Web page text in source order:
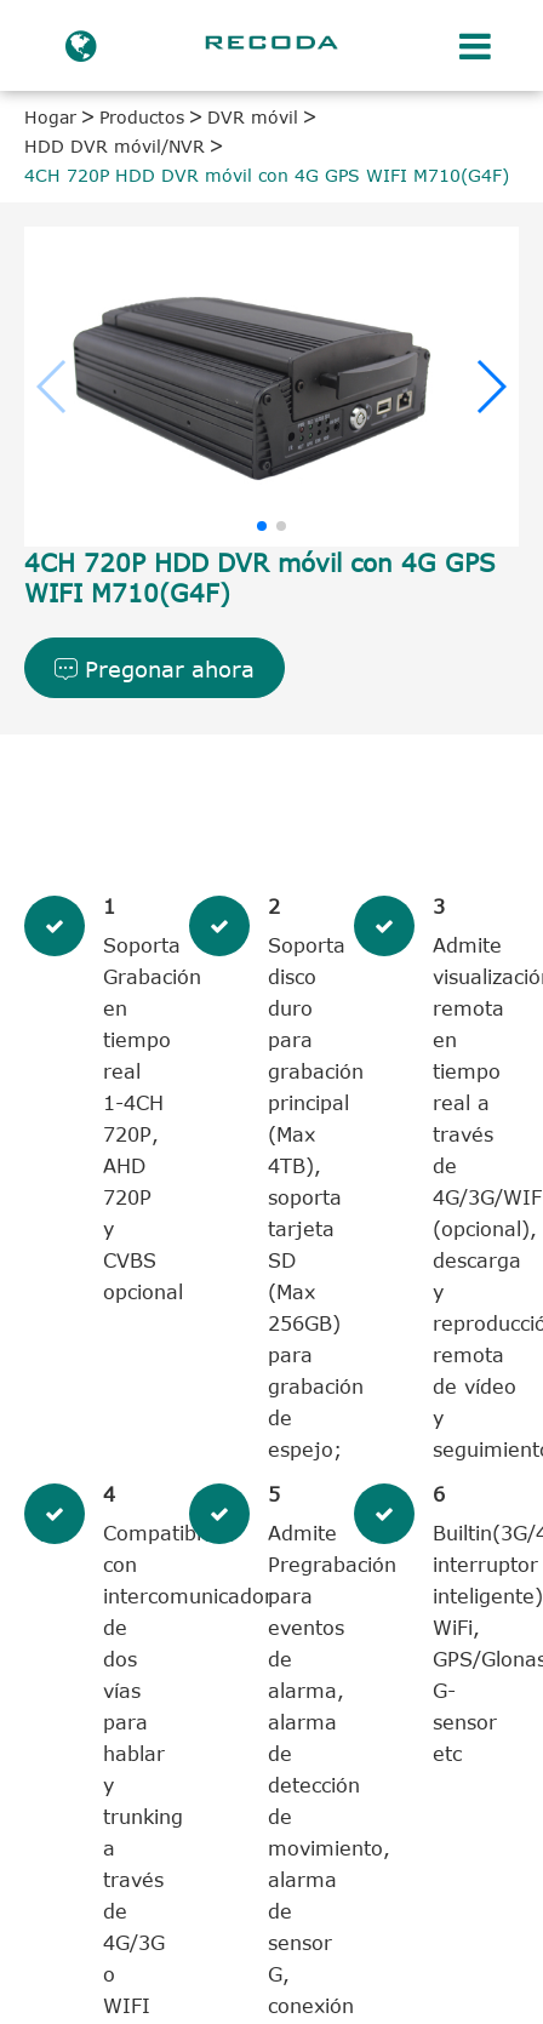
Hogar Productos
DVR móvil
HDD DVR móvil/NVR
4CH 720P HDD DVR móvil con 4G GPS WIFI M710(G4F)
4CH 720P HDD DVR móvil con 4G GPS
WIFI M710(G4F)
 Pregonar ahora
1
Soporta
Grabación
en
tiempo
real
1-4CH
720P,
AHD
720P
y
CVBS
opcional
2
Soporta
disco
duro
para
grabación
principal
(Max
4TB),
soporta
tarjeta
SD
(Max
256GB)
para
grabación
de
espejo;
3
Admite
remota
en
tiempo
real a
través
de
4G/3G/
(opcional),
descarga
y
remota
de vídeo
y
4
Compatible
con
intercomunicador
de
dos
vías
para
hablar
y
trunking
a
través
de
4G/3G
o
WIFI
5
Admite
Pregrabación
para
eventos
de
alarma,
alarma
de
detección
de
movimiento,
alarma
de
sensor
G,
conexión
6
Builtin(3G/
interruptor
WiFi,
GPS/
G-
sensor
etc